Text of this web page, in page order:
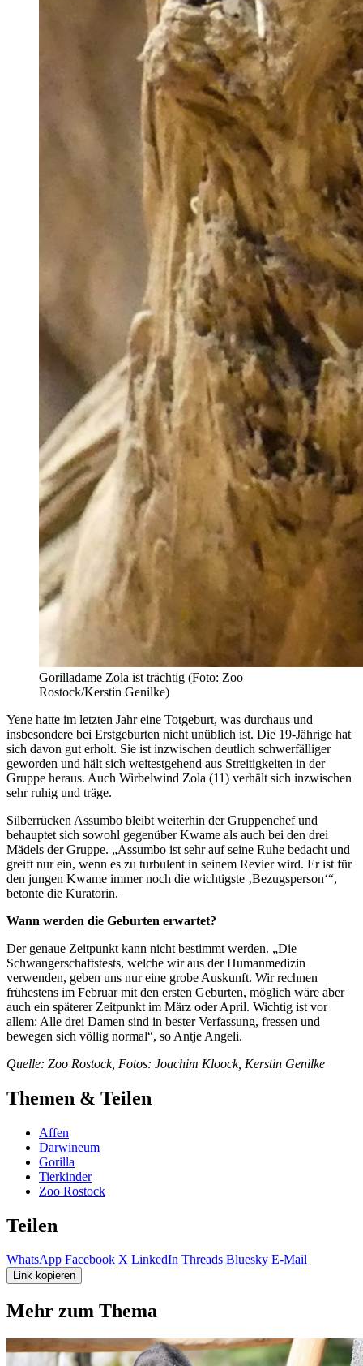
Gorilladame Zola ist trächtig (Foto: Zoo
Rostock/Kerstin Genilke)
Yene hatte im letzten Jahr eine Totgeburt, was durchaus und
insbesondere bei Erstgeburten nicht unüblich ist. Die 19-Jährige hat
sich davon gut erholt. Sie ist inzwischen deutlich schwerfälliger
geworden und hält sich weitestgehend aus Streitigkeiten in der
Gruppe heraus. Auch Wirbelwind Zola (11) verhält sich inzwischen
sehr ruhig und träge.
Silberrücken Assumbo bleibt weiterhin der Gruppenchef und
behauptet sich sowohl gegenüber Kwame als auch bei den drei
Mädels der Gruppe. „Assumbo ist sehr auf seine Ruhe bedacht und
greift nur ein, wenn es zu turbulent in seinem Revier wird. Er ist für
den jungen Kwame immer noch die wichtigste ‚Bezugsperson‘“,
betonte die Kuratorin.
Wann werden die Geburten erwartet?
Der genaue Zeitpunkt kann nicht bestimmt werden. „Die
Schwangerschaftstests, welche wir aus der Humanmedizin
verwenden, geben uns nur eine grobe Auskunft. Wir rechnen
frühestens im Februar mit den ersten Geburten, möglich wäre aber
auch ein späterer Zeitpunkt im März oder April. Wichtig ist vor
allem: Alle drei Damen sind in bester Verfassung, fressen und
bewegen sich völlig normal“, so Antje Angeli.
Quelle: Zoo Rostock, Fotos: Joachim Kloock, Kerstin Genilke
Themen & Teilen
Affen
Darwineum
Gorilla
Tierkinder
Zoo Rostock
Teilen
WhatsApp Facebook X LinkedIn Threads Bluesky E-Mail
Link kopieren
Mehr zum Thema